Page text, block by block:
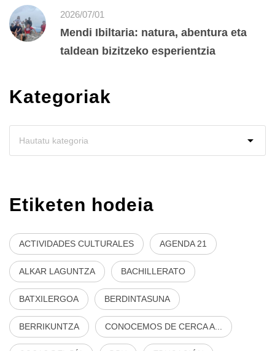
2026/07/01
Mendi Ibiltaria: natura, abentura eta
taldean bizitzeko esperientzia
Kategoriak
Etiketen hodeia
ACTIVIDADES CULTURALES AGENDA 21
ALKAR LAGUNTZA BACHILLERATO
BATXILERGOA BERDINTASUNA
BERRIKUNTZA CONOCEMOS DE CERCA A...